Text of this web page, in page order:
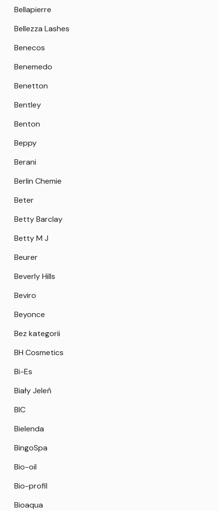
Bellapierre
Bellezza Lashes
Benecos
Benemedo
Benetton
Bentley
Benton
Beppy
Berani
Berlin Chemie
Beter
Betty Barclay
Betty M J
Beurer
Beverly Hills
Beviro
Beyonce
Bez kategorii
BH Cosmetics
Bi-Es
Biały Jeleń
BIC
Bielenda
BingoSpa
Bio-oil
Bio-profil
Bioaqua